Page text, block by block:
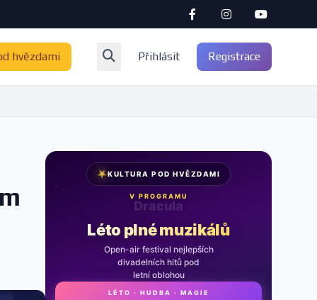
hvězdami Přihlásit Registrace
★KULTURA POD HVĚZDAMI
V PROGRAMU
Noc na Karlštejně
Léto plné muzikálů
Open-air festival nejlepších
divadelních hitů pod
letní oblohou
LÉTO · HUDBA · MAGIE